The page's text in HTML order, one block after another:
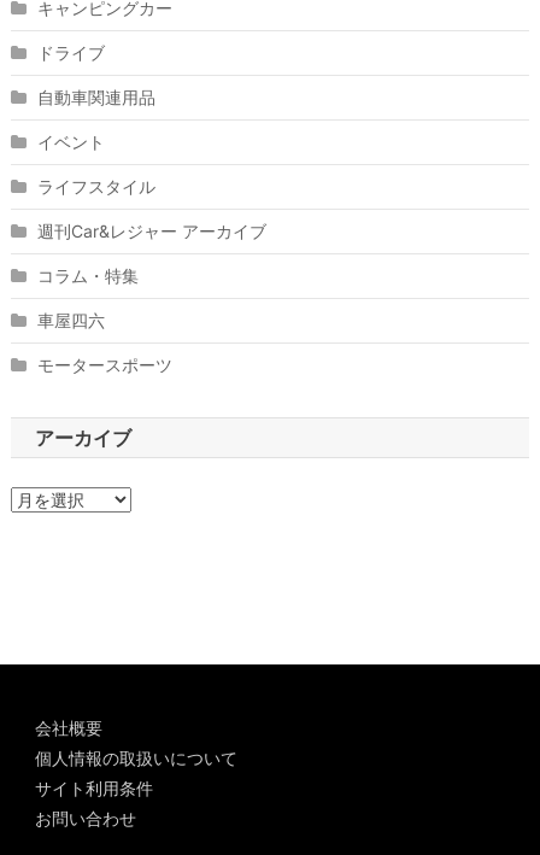
キャンピングカー
ドライブ
自動車関連用品
イベント
ライフスタイル
週刊Car&レジャー アーカイブ
コラム・特集
車屋四六
モータースポーツ
アーカイブ
ア
会社概要
個人情報の取扱いについて
サイト利用条件
お問い合わせ